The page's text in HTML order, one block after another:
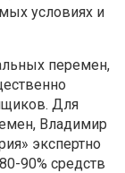
условиях и
перемен,
Для
Владимир
экспертно
90% средств